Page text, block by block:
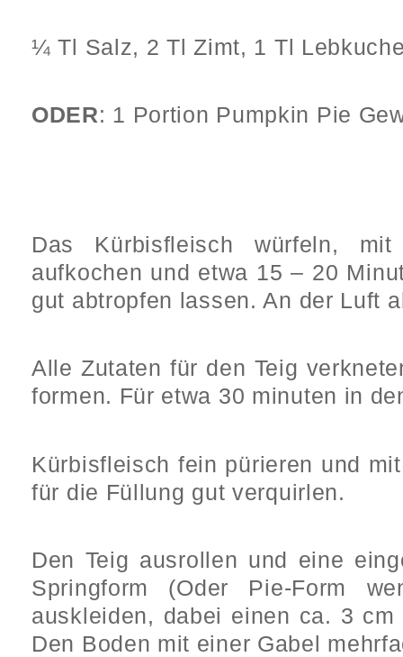
¼ Tl Salz, 2 Tl Zimt, 1 Tl
ODER: 1 Portion Pumpkin Pie
Das Kürbisfleisch würfeln, mit
aufkochen und etwa 15 – 20
gut abtropfen lassen. An der Luft
Alle Zutaten für den Teig
formen. Für etwa 30 minuten in
Kürbisfleisch fein pürieren und
für die Füllung gut verquirlen.
Den Teig ausrollen und eine
Springform (Oder Pie-Form
auskleiden, dabei einen ca. 3 cm
Den Boden mit einer Gabel